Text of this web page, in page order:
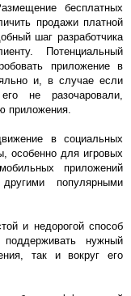
бесплатных
продажи платной
шаг разработчика
Потенциальный
приложение в
и, в случае если
не разочаровали,
приложения.
в социальных
особенно для игровых
приложений
популярными
и недорогой способ
нужный
так и вокруг его